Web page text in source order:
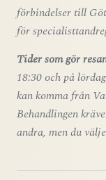
förbindelser till
för
Tider som gör
18:30 och på
kan komma från
Behandlingen
andra, men du